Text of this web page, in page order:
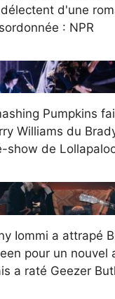
d'une
: NPR
Pumpkins
Williams du
show de
Iommi a attrapé
pour un nouvel
a raté Geezer